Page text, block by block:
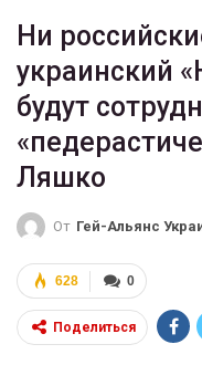
Ни
украинский
будут
Ляшко
От Гей-Альянс
0
628
Поделиться